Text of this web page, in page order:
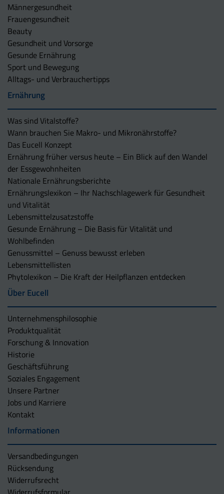
Männergesundheit
Frauengesundheit
Beauty
Gesundheit und Vorsorge
Gesunde Ernährung
Sport und Bewegung
Alltags- und Verbrauchertipps
Ernährung
Was sind Vitalstoffe?
Wann brauchen Sie Makro- und Mikronährstoffe?
Das Eucell Konzept
Ernährung früher versus heute – Ein Blick auf den Wandel
der Essgewohnheiten
Nationale Ernährungsberichte
Ernährungslexikon – Ihr Nachschlagewerk für Gesundheit
und Vitalität
Lebensmittelzusatzstoffe
Gesunde Ernährung – Die Basis für Vitalität und
Wohlbefinden
Genussmittel – Genuss bewusst erleben
Lebensmittellisten
Phytolexikon – Die Kraft der Heilpflanzen entdecken
Über Eucell
Unternehmens­philosophie
Produktqualität
Forschung & Innovation
Historie
Geschäftsführung
Soziales Engagement
Unsere Partner
Jobs und Karriere
Kontakt
Informationen
Versandbedingungen
Rücksendung
Widerrufsrecht